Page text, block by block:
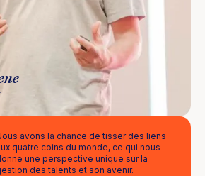
avons la chance de tisser des liens
quatre coins du monde, ce qui nous
une perspective unique sur la
des talents et son avenir.